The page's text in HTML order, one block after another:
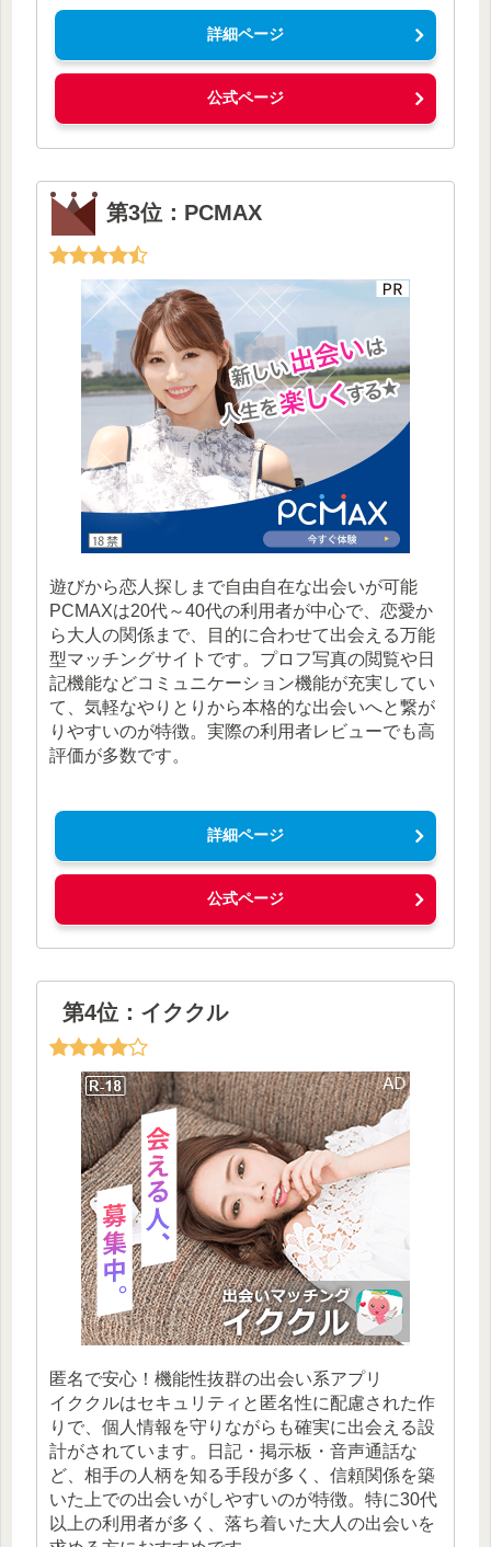
詳細ページ
公式ページ
第3位：PCMAX
遊びから恋人探しまで自由自在な出会いが可能
PCMAXは20代～40代の利用者が中心で、恋愛か
ら大人の関係まで、目的に合わせて出会える万能
型マッチングサイトです。プロフ写真の閲覧や日
記機能などコミュニケーション機能が充実してい
て、気軽なやりとりから本格的な出会いへと繋が
りやすいのが特徴。実際の利用者レビューでも高
評価が多数です。
詳細ページ
公式ページ
第4位：イククル
匿名で安心！機能性抜群の出会い系アプリ
イククルはセキュリティと匿名性に配慮された作
りで、個人情報を守りながらも確実に出会える設
計がされています。日記・掲示板・音声通話な
ど、相手の人柄を知る手段が多く、信頼関係を築
いた上での出会いがしやすいのが特徴。特に30代
以上の利用者が多く、落ち着いた大人の出会いを